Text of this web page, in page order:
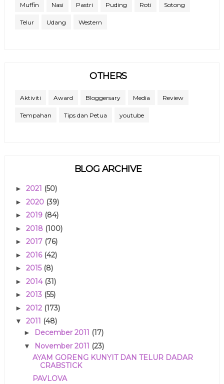
Muffin Nasi Pastri Puding Roti Sotong
Telur Udang Western
OTHERS
Aktiviti Award Bloggersary Media Review
Tempahan Tips dan Petua youtube
BLOG ARCHIVE
► 2021 (50)
► 2020 (39)
► 2019 (84)
► 2018 (100)
► 2017 (76)
► 2016 (42)
► 2015 (8)
► 2014 (31)
► 2013 (55)
► 2012 (173)
▼ 2011 (48)
► December 2011 (17)
▼ November 2011 (23)
AYAM GORENG KUNYIT DAN TELUR DADAR
CRABSTICK
PAVLOVA